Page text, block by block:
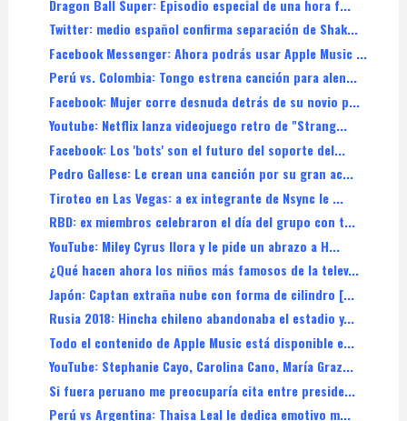
Dragon Ball Super: Episodio especial de una hora f...
Twitter: medio español confirma separación de Shak...
Facebook Messenger: Ahora podrás usar Apple Music ...
Perú vs. Colombia: Tongo estrena canción para alen...
Facebook: Mujer corre desnuda detrás de su novio p...
Youtube: Netflix lanza videojuego retro de "Strang...
Facebook: Los 'bots' son el futuro del soporte del...
Pedro Gallese: Le crean una canción por su gran ac...
Tiroteo en Las Vegas: a ex integrante de Nsync le ...
RBD: ex miembros celebraron el día del grupo con t...
YouTube: Miley Cyrus llora y le pide un abrazo a H...
¿Qué hacen ahora los niños más famosos de la telev...
Japón: Captan extraña nube con forma de cilindro [...
Rusia 2018: Hincha chileno abandonaba el estadio y...
Todo el contenido de Apple Music está disponible e...
YouTube: Stephanie Cayo, Carolina Cano, María Graz...
Si fuera peruano me preocuparía cita entre preside...
Perú vs Argentina: Thaisa Leal le dedica emotivo m...